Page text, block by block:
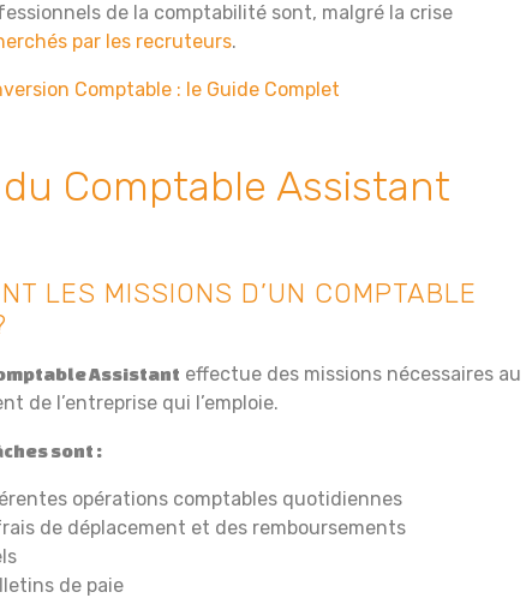
de la comptabilité sont, malgré la crise
par les recruteurs.
Comptable : le Guide Complet
Comptable Assistant
LES MISSIONS D’UN COMPTABLE
Assistant effectue des missions nécessaires au
de l’entreprise qui l’emploie.
sont :
opérations comptables quotidiennes
de déplacement et des remboursements
de paie